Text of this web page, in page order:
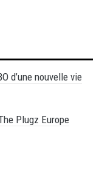
d’une nouvelle vie
Plugz Europe